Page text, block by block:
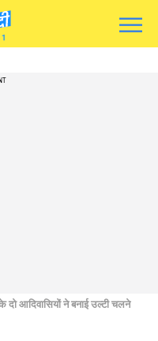
आदिवासियों ने बनाई उल्टी चलने